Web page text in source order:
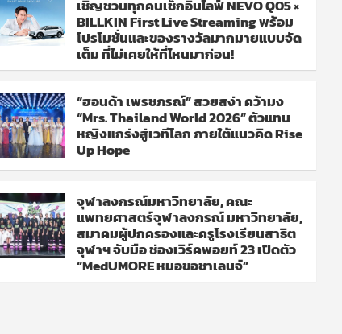
เชิญชวนทุกคนเช็กอินไลฟ์ NEVO Q05 ×
BILLKIN First Live Streaming พร้อม
โปรโมชั่นและของรางวัลมากมายแบบจัด
เต็ม ที่ไม่เคยให้ที่ไหนมาก่อน!
“ฮอนด้า เพรชภรณ์” สวยสง่า คว้ามง
“Mrs. Thailand World 2026” ตัวแทน
หญิงแกร่งสู่เวทีโลก ภายใต้แนวคิด Rise
Up Hope
จุฬาลงกรณ์มหาวิทยาลัย, คณะ
แพทยศาสตร์จุฬาลงกรณ์ มหาวิทยาลัย,
สมาคมผู้ปกครองและครูโรงเรียนสาธิต
จุฬาฯ จับมือ ช่องเวิร์คพอยท์ 23 เปิดตัว
“MedUMORE หมอขอชาเลนจ์”